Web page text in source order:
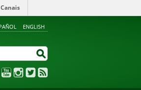
ENGLISH
Canais
FacebookYouTubeInstagram
Twitter